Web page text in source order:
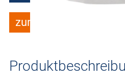
zum Merkzettel